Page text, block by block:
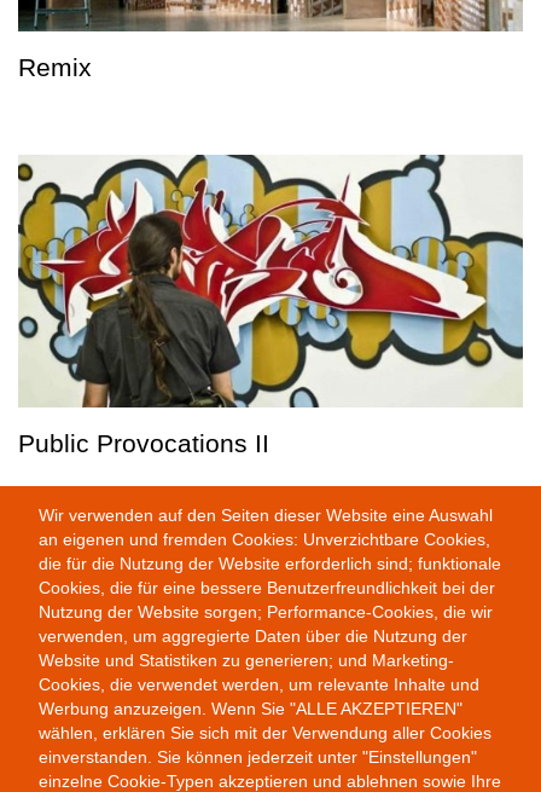
Remix
Public Provocations II
Wir verwenden auf den Seiten dieser Website eine Auswahl
an eigenen und fremden Cookies: Unverzichtbare Cookies,
die für die Nutzung der Website erforderlich sind; funktionale
Cookies, die für eine bessere Benutzerfreundlichkeit bei der
Nutzung der Website sorgen; Performance-Cookies, die wir
verwenden, um aggregierte Daten über die Nutzung der
Website und Statistiken zu generieren; und Marketing-
Cookies, die verwendet werden, um relevante Inhalte und
Werbung anzuzeigen. Wenn Sie "ALLE AKZEPTIEREN"
wählen, erklären Sie sich mit der Verwendung aller Cookies
einverstanden. Sie können jederzeit unter "Einstellungen"
einzelne Cookie-Typen akzeptieren und ablehnen sowie Ihre
Colab Gallery
Schusterinsel 9
79576 Weil am Rhein
Deutschland